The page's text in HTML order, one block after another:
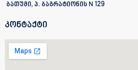
ბათუმი, პ. ბაგრატიონის N 129
კონტაქტი